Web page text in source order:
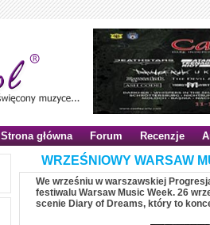
Strona główna Forum Recenzje
WRZEŚNIOWY WARSAW
We wrześniu w warszawskiej
festiwalu Warsaw Music Week. 26
scenie Diary of Dreams, który to